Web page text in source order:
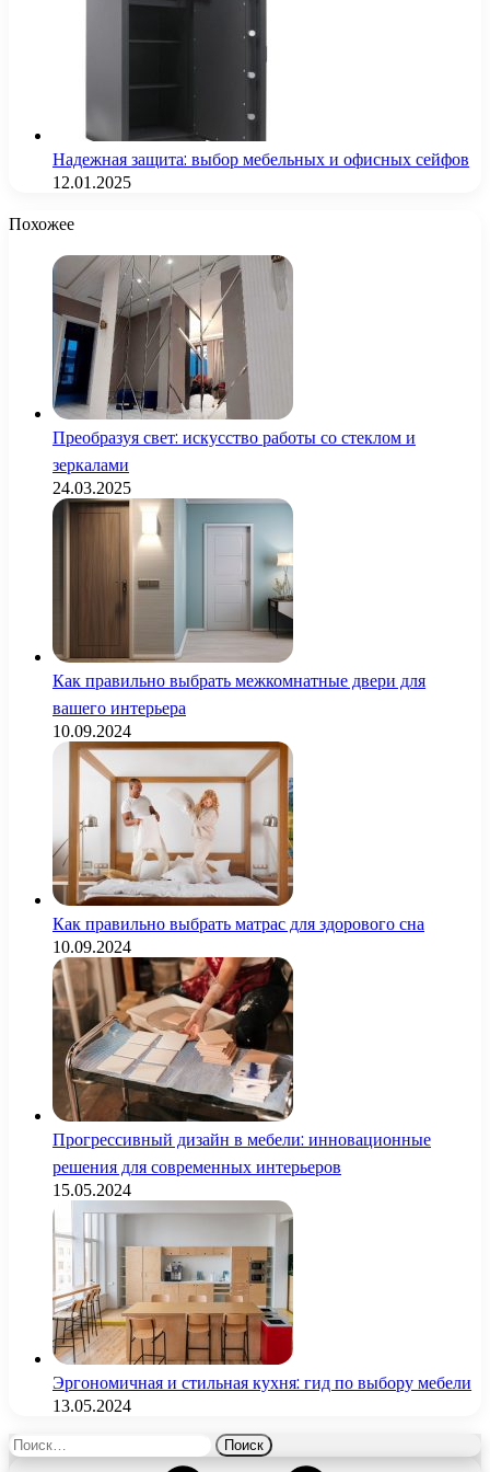
Надежная защита: выбор мебельных и офисных сейфов
12.01.2025
Похожее
Преобразуя свет: искусство работы со стеклом и
зеркалами
24.03.2025
Как правильно выбрать межкомнатные двери для
вашего интерьера
10.09.2024
Как правильно выбрать матрас для здорового сна
10.09.2024
Прогрессивный дизайн в мебели: инновационные
решения для современных интерьеров
15.05.2024
Эргономичная и стильная кухня: гид по выбору мебели
13.05.2024
Найти: